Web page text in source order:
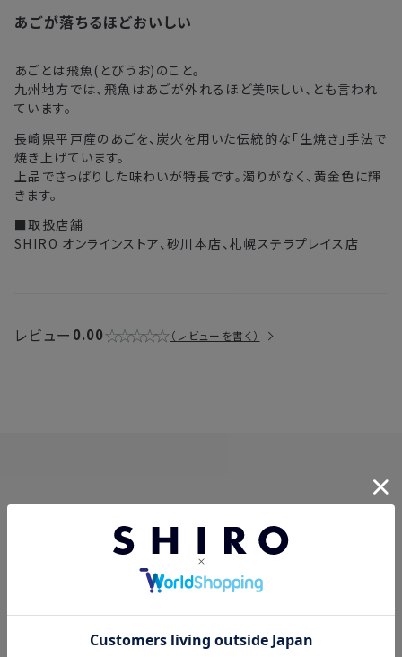
※新製品（限定製品）は除きます。
注文後、お届けまでにかかる日数の目安
北海道 3〜4日
東北・関東・中部・関西 2〜3日
中国・四国・九州
います。
あごが落ちるほどおいしい
あごとは飛魚(とびうお)のこと。
九州地方では、飛魚はあごが外れるほど美味しい、とも言われ
ています。
長崎県平戸産のあごを、炭火を用いた伝統的な「生焼き」手法で
焼き上げています。
上品でさっぱりした味わいが特長です。濁りがなく、黄金色に輝
きます。
■取扱店舗
SHIRO オンラインストア、砂川本店、札幌ステラプレイス店
レビュー 0.00 レビューを書く
この製品を見た人はこちらも見ています